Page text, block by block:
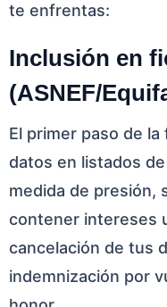
te enfrentas:
Inclusión en
(ASNEF/
El primer paso de
datos en listados
medida de presión,
contener intereses
cancelación de tus
indemnización por